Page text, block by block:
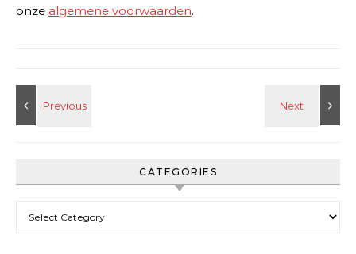
onze algemene voorwaarden.
CATEGORIES